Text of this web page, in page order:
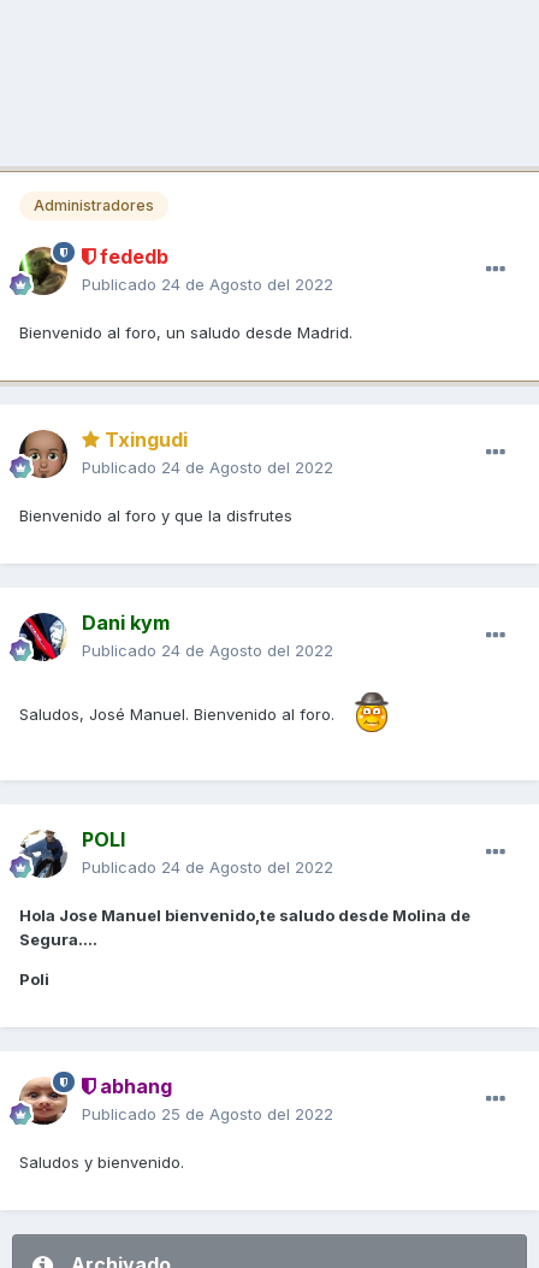
Administradores
fededb
Publicado 24 de Agosto del 2022
Bienvenido al foro, un saludo desde Madrid.
Txingudi
Publicado 24 de Agosto del 2022
Bienvenido al foro y que la disfrutes
Dani kym
Publicado 24 de Agosto del 2022
Saludos, José Manuel. Bienvenido al foro.
POLI
Publicado 24 de Agosto del 2022
Hola Jose Manuel bienvenido,te saludo desde Molina de
Segura....
Poli
abhang
Publicado 25 de Agosto del 2022
Saludos y bienvenido.